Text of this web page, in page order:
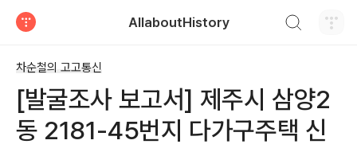
AllaboutHistory
차순철의 고고통신
[발굴조사 보고서] 제주시 삼양2
동 2181-45번지 다가구주택 신